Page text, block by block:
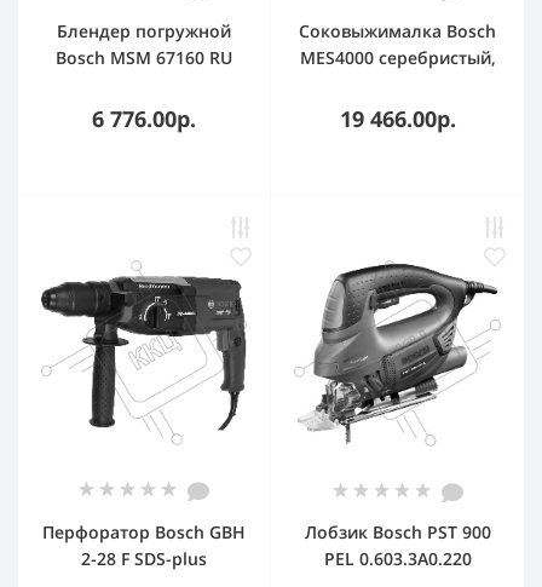
Блендер погружной
Bosch MSM 67160 RU
плавная регулировка,
6 776.00р.
Соковыжималка Bosch
MES4000 серебристый,
1500 мл, механическое
19 466.00р.
Перфоратор Bosch GBH
2-28 F SDS-plus
Лобзик Bosch PST 900
PEL 0.603.3A0.220